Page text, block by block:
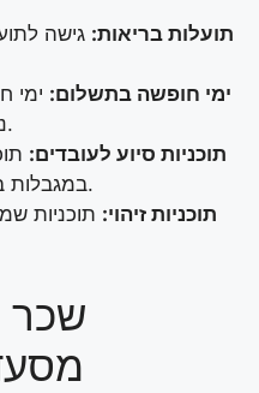
תועלות בריאות: גישה
ימי חופשה בתשלום: ימי
נופש לעובדים שמזכאים.
תוכניות סיוע לעובדים:
במגבלות בריאות הנפש ובריאותה.
תוכניות זיהוי: תוכניות
שכר